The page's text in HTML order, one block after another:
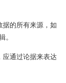
据的所有来源，如
。
应通过论据来表达